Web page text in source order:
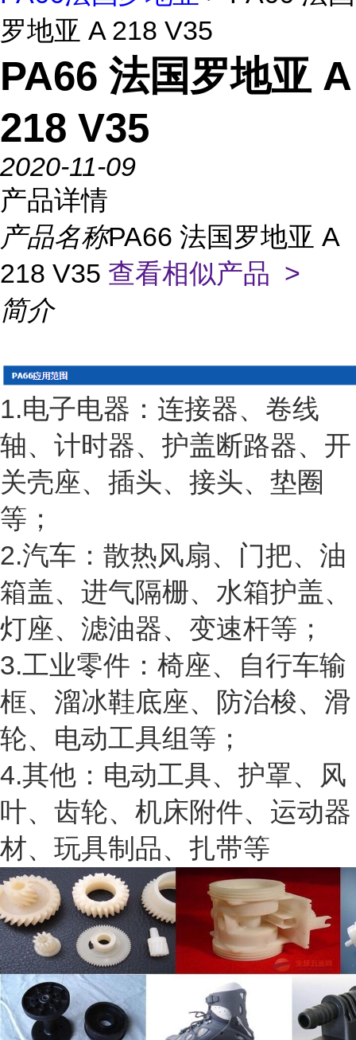
罗地亚 A 218 V35
PA66 法国罗地亚 A
218 V35
2020-11-09
产品详情
产品名称PA66 法国罗地亚 A
218 V35 查看相似产品 >
简介
1.电子电器：连接器、卷线
轴、计时器、护盖断路器、开
关壳座、插头、接头、垫圈
等；
2.汽车：散热风扇、门把、油
箱盖、进气隔栅、水箱护盖、
灯座、滤油器、变速杆等；
3.工业零件：椅座、自行车输
框、溜冰鞋底座、防治梭、滑
轮、电动工具组等；
4.其他：电动工具、护罩、风
叶、齿轮、机床附件、运动器
材、玩具制品、扎带等